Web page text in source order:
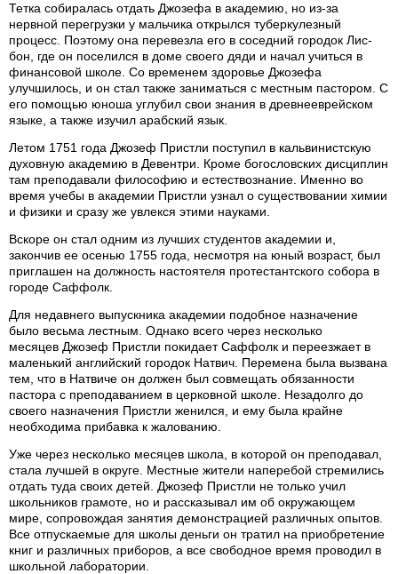
Тетка собиралась отдать Джозефа в академию, но из-за
нервной перегрузки у мальчика открылся туберкулезный
процесс. Поэтому она перевезла его в соседний городок Лис-
бон, где он поселился в доме своего дяди и начал учиться в
финансовой школе. Со временем здоровье Джозефа
улучшилось, и он стал также заниматься с местным пастором. С
его помощью юноша углубил свои знания в древнееврейском
языке, а также изучил арабский язык.
Летом 1751 года Джозеф Пристли поступил в кальвинистскую
духовную академию в Девентри. Кроме богословских дисциплин
там преподавали философию и естествознание. Именно во
время учебы в академии Пристли узнал о существовании химии
и физики и сразу же увлекся этими науками.
Вскоре он стал одним из лучших студентов академии и,
закончив ее осенью 1755 года, несмотря на юный возраст, был
приглашен на должность настоятеля протестантского собора в
городе Саффолк.
Для недавнего выпускника академии подобное назначение
было весьма лестным. Однако всего через несколько
месяцев Джозеф Пристли покидает Саффолк и переезжает в
маленький английский городок Натвич. Перемена была вызвана
тем, что в Натвиче он должен был совмещать обязанности
пастора с преподаванием в церковной школе. Незадолго до
своего назначения Пристли женился, и ему была крайне
необходима прибавка к жалованию.
Уже через несколько месяцев школа, в которой он преподавал,
стала лучшей в округе. Местные жители наперебой стремились
отдать туда своих детей. Джозеф Пристли не только учил
школьников грамоте, но и рассказывал им об окружающем
мире, сопровождая занятия демонстрацией различных опытов.
Все отпускаемые для школы деньги он тратил на приобретение
книг и различных приборов, а все свободное время проводил в
школьной лаборатории.